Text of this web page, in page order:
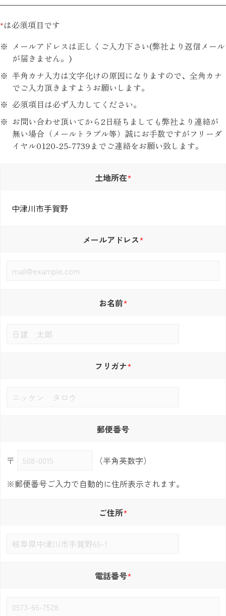
*は必須項目です
メールアドレスは正しくご入力下さい(弊社より返信メール
が届きません。)
半角カナ入力は文字化けの原因になりますので、全角カナ
でご入力頂きますようお願いします。
必須項目は必ず入力してください。
お問い合わせ頂いてから2日経ちましても弊社より連絡が
無い場合（メールトラブル等）誠にお手数ですがフリーダ
イヤル0120-25-7739までご連絡をお願い致します。
土地所在
メールアドレス
お名前
フリガナ
郵便番号
〒
（半角英数字）
※郵便番号ご入力で自動的に住所表示されます。
ご住所
電話番号